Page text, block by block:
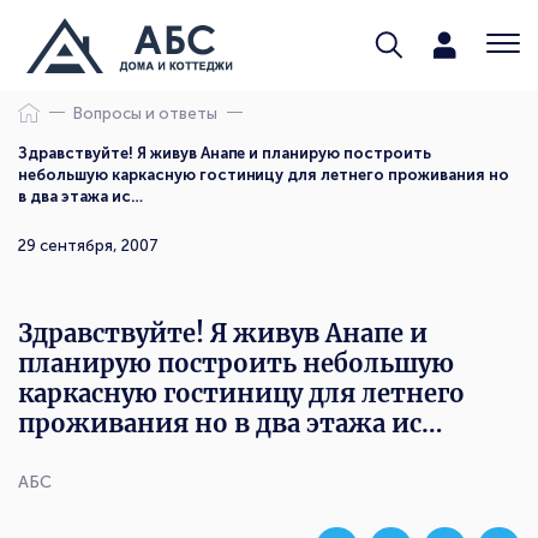
Вопросы и ответы
Здравствуйте! Я живув Анапе и планирую построить
небольшую каркасную гостиницу для летнего проживания но
в два этажа ис…
АБС
29 сентября, 2007
Здравствуйте! Я живув Анапе и
планирую построить небольшую
каркасную гостиницу для летнего
проживания но в два этажа ис…